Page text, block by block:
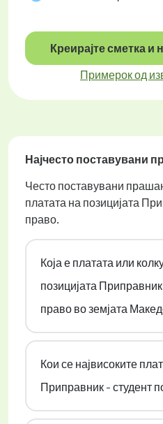
Креирајте сметка и
Примерок од
Најчесто поставувани
Често поставувани
платата на позицијата
право.
Која е платата или
позицијата
право во земјата
Кои се највисоките
Приправник - студент